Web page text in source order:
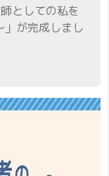
としての私を
」が完成しまし